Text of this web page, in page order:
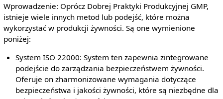
Wprowadzenie: Oprócz Dobrej Praktyki Produkcyjnej GMP,
istnieje wiele innych metod lub podejść, które można
wykorzystać w produkcji żywności. Są one wymienione
poniżej:
System ISO 22000: System ten zapewnia zintegrowane
podejście do zarządzania bezpieczeństwem żywności.
Oferuje on zharmonizowane wymagania dotyczące
bezpieczeństwa i jakości żywności, które są niezbędne dla